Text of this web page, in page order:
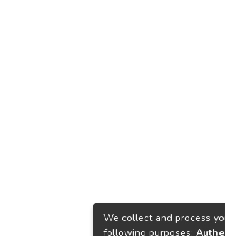
We collect and process
following purposes: